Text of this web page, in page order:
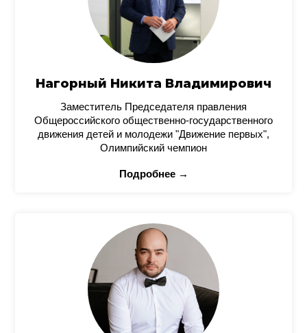
Нагорный Никита Владимирович
Заместитель Председателя правления
Общероссийского общественно-государственного
движения детей и молодежи "Движение первых",
Олимпийский чемпион
Подробнее →